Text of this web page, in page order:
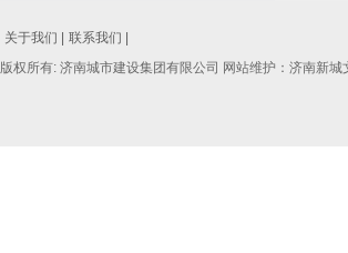
关于我们 |
联系我们 |
版权所有: 济南城市建设集团有限公司 网站维护：济南新城